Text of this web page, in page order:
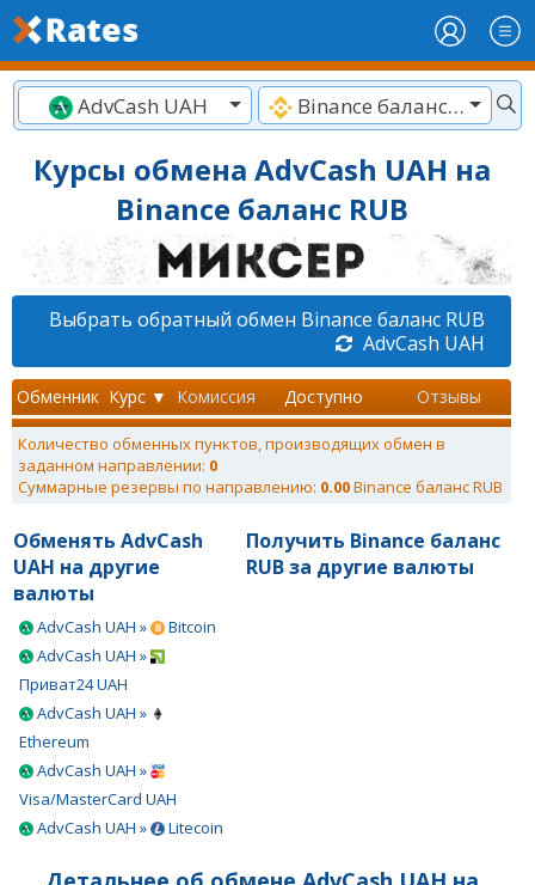
AdvCash UAH Binance баланс RUB
Курсы обмена AdvCash UAH на
Binance баланс RUB
Выбрать обратный обмен Binance баланс RUB
AdvCash UAH
Обменник Курс ▼ Комиссия Доступно Отзывы
Количество обменных пунктов, производящих обмен в
заданном направлении: 0
Суммарные резервы по направлению: 0.00Binance баланс RUB
Обменять AdvCash
UAH на другие
валюты
AdvCash UAH »
Bitcoin
AdvCash UAH »
Приват24 UAH
AdvCash UAH »
Ethereum
AdvCash UAH »
Visa/MasterCard UAH
AdvCash UAH »
Litecoin
Получить Binance баланс
RUB за другие валюты